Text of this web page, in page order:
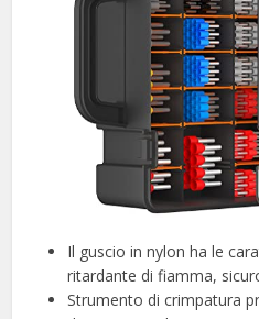
Il guscio in nylon ha le
ritardante di fiamma,
Strumento di crimpatura